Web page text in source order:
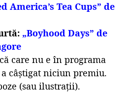
America’s Tea Cups” de
„Boyhood Days” de
care nu e în programa
câștigat niciun premiu.
(sau ilustrații).